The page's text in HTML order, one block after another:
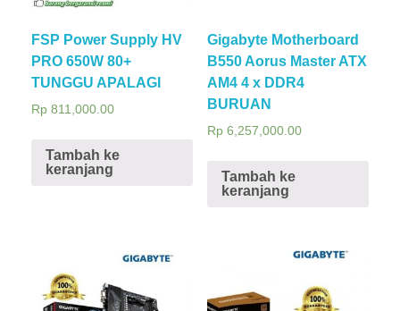
FSP Power Supply HV
PRO 650W 80+
TUNGGU APALAGI
Rp 811,000.00
Tambah ke
keranjang
Gigabyte Motherboard
B550 Aorus Master ATX
AM4 4 x DDR4
BURUAN
Rp6,257,000.00
Tambah ke
keranjang